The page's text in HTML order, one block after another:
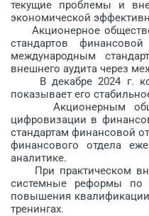
текущие проблемы и
экономической
Акционерное общество
стандартов
международным
внешнего аудита через
В декабре 2024 г.
показывает его
Акционерным
цифровизации в
стандартам финансовой
финансового отдела
аналитике.
При практическом
системные реформы по
повышения
тренингах.